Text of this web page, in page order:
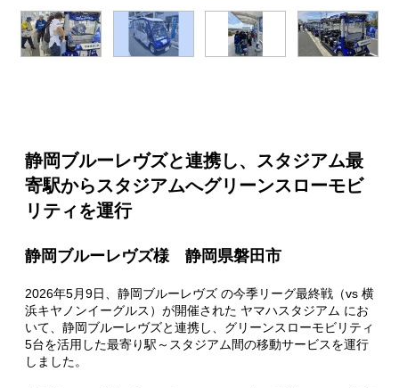
静岡ブルーレヴズと連携し、スタジアム最
寄駅からスタジアムへグリーンスローモビ
リティを運行
静岡ブルーレヴズ様 静岡県磐田市
2026年5月9日、静岡ブルーレヴズ の今季リーグ最終戦（vs 横
浜キヤノンイーグルス）が開催された ヤマハスタジアム にお
いて、静岡ブルーレヴズと連携し、グリーンスローモビリティ
5台を活用した最寄り駅～スタジアム間の移動サービスを運行
しました。